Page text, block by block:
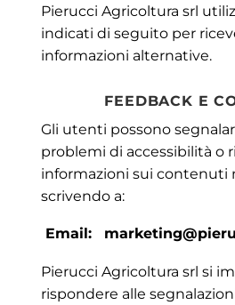
Pierucci Agricoltura srl
indicati di seguito per
informazioni alternative.
FEEDBACK E
Gli utenti possono
problemi di accessibilità o
informazioni sui contenuti
scrivendo a:
Email:
Pierucci Agricoltura srl si
rispondere alle